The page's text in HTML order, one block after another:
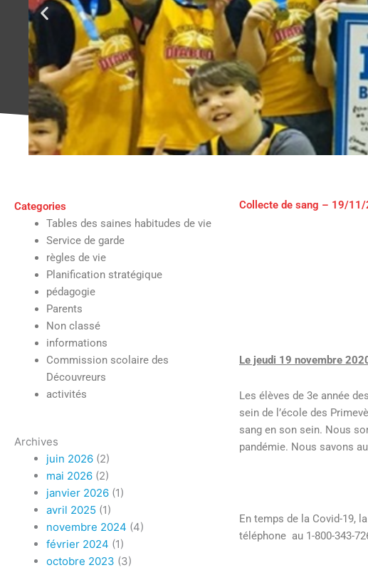
Categories
Tables des saines habitudes de vie
Service de garde
règles de vie
Planification stratégique
pédagogie
Parents
Non classé
informations
Commission scolaire des
Découvreurs
activités
Archives
juin 2026 (2)
mai 2026 (2)
janvier 2026 (1)
avril 2025 (1)
novembre 2024 (4)
février 2024 (1)
octobre 2023 (3)
Collecte de sang – 19/
Le jeudi 19 novembre
Les élèves de 3e année
sein de l’école des
sang en son sein. Nous
pandémie. Nous savons
En temps de la Covid-19,
téléphone au 1-800-343-